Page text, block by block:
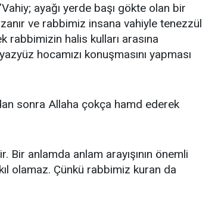
ayağı yerde başı gökte olan bir
ve rabbimiz insana vahiyle tenezzül
halis kulları arasına
hocamızı konuşmasını yapması
sonra Allaha çokça hamd ederek
Bir anlamda anlam arayışının önemli
olamaz. Çünkü rabbimiz kuran da